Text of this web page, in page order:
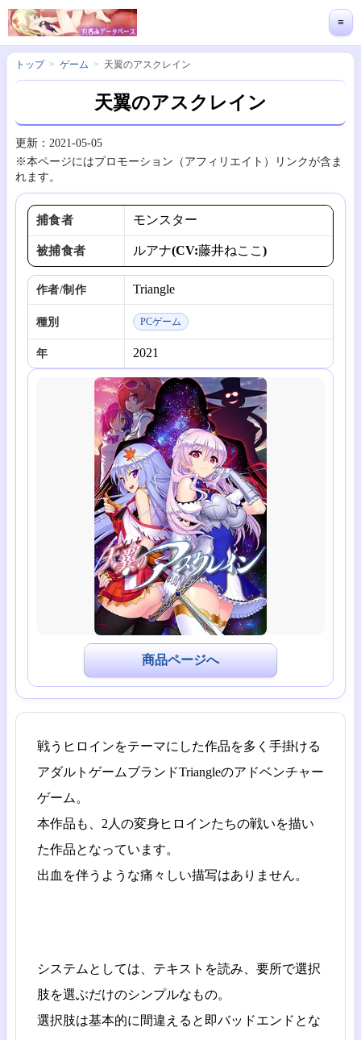
≡
トップ ゲーム 天翼のアスクレイン
天翼のアスクレイン
更新：2021-05-05
※本ページにはプロモーション（アフィリエイト）リンクが含ま
れます。
商品ページへ
捕食者 モンスター
被捕食者 ルアナ(CV:藤井ねここ)
作者/制作 Triangle
種別 PCゲーム
年 2021
戦うヒロインをテーマにした作品を多く手掛ける
アダルトゲームブランドTriangleのアドベンチャー
ゲーム。
本作品も、2人の変身ヒロインたちの戦いを描い
た作品となっています。
出血を伴うような痛々しい描写はありません。
システムとしては、テキストを読み、要所で選択
肢を選ぶだけのシンプルなもの。
選択肢は基本的に間違えると即バッドエンドとな